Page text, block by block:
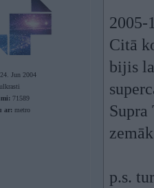
24. Jun 2004
71589
ar: metro
2005-
Citā
bijis
p.s.